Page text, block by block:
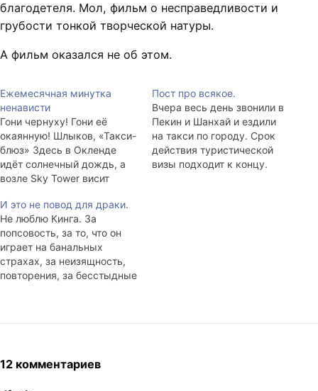
благодетеля. Мол, фильм о несправедливости и
грубости тонкой творческой натуры.
А фильм оказался не об этом.
Ежемесячная минутка
ненависти
Гони чернуху! Гони её
окаянную! Шлыков, «Такси-
блюз» Здесь в Окленде
идёт солнечный дождь, а
возле Sky Tower висит
Проспав вчера больше
восемнадцати часов, я так
и не вылечился от
мизантропии. Бывают дни,
когда с особенной остротой
чувствуешь людскую
Пост про всякое.
Вчера весь день звонили в
Пекин и Шанхай и ездили
на такси по городу. Срок
действия туристической
визы подходит к концу.
И это не повод для драки.
Не люблю Кинга. За
попсовость, за то, что он
играет на банальных
страхах, за неизящность,
повторения, за бесстыдные
двадцать минут после
начала фильма всё было
ясно. Из вредности
12 комментариев